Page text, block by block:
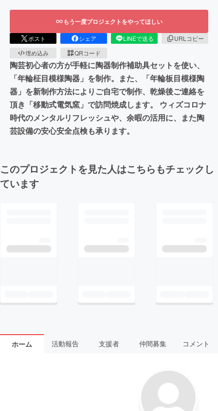
もう一度プロジェクトをやってほしい
ポスト シェア LINEで送る
URLコピー
埋め込み
QRコード
陶芸初心者の方が手軽に陶器制作補助具セットを使い、
「年輪柾目模様陶器」を制作。また、「年輪板目模様陶
器」を新制作方法によりご自宅で制作、乾燥後ご連絡を
頂き「移動式電気窯」で訪問焼成します。 ウィズコロナ
時代のメンタルリフレッシュや、余暇の活用に、また陶
芸設備の安心安全点検も承ります。
このプロジェクトを見た人はこちらもチェックし
ています
ホーム 活動報告 支援者 仲間募集 コメント